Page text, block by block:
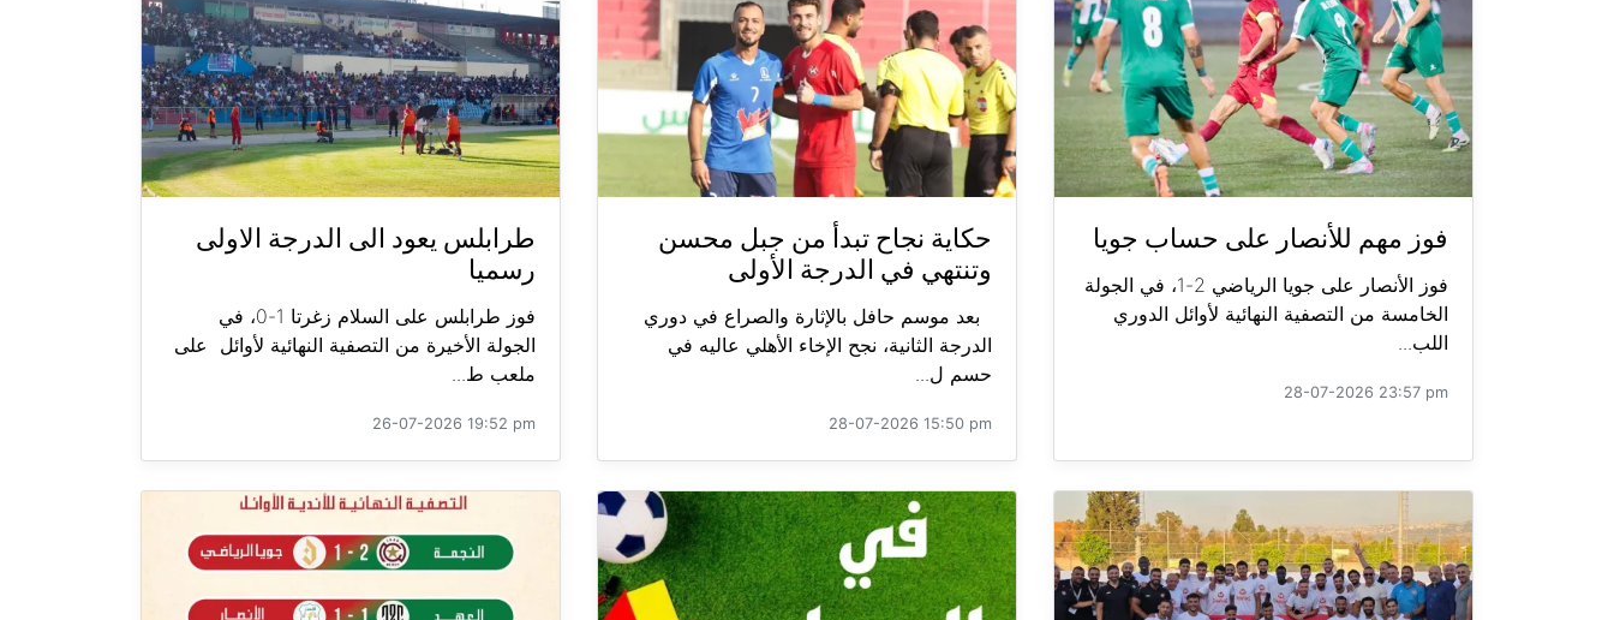
فوز مهم للأنصار على حساب جويا
فوز الأنصار على جويا الرياضي 2-1، في الجولة
الخامسة من التصفية النهائية لأوائل الدوري
اللب...
28-07-2026 23:57 pm
حكاية نجاح تبدأ من جبل محسن
وتنتهي في الدرجة الأولى
بعد موسم حافل بالإثارة والصراع في دوري
الدرجة الثانية، نجح الإخاء الأهلي عاليه في
حسم ل...
28-07-2026 15:50 pm
طرابلس يعود الى الدرجة الاولى
رسميا
فوز طرابلس على السلام زغرتا 1-0، في
الجولة الأخيرة من التصفية النهائية لأوائل على
ملعب ط...
26-07-2026 19:52 pm